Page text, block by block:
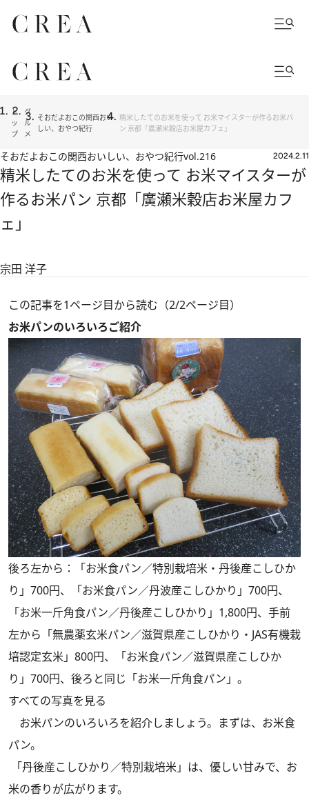
ト
ッ
プ
グ
ル
メ
そおだよおこの関西おい
しい、おやつ紀行
精米したてのお米を使って お米マイスターが作るお米パ
ン 京都「廣瀬米穀店お米屋カフェ」
そおだよおこの関西おいしい、おやつ紀行vol.216 2024.2.11
精米したてのお米を使って お米マイスターが
作るお米パン 京都「廣瀬米穀店お米屋カフ
ェ」
宗田 洋子
この記事を1ページ目から読む（2/2ページ目）
お米パンのいろいろご紹介
後ろ左から：「お米食パン／特別栽培米・丹後産こしひか
り」700円、「お米食パン／丹波産こしひかり」700円、
「お米一斤角食パン／丹後産こしひかり」1,800円、手前
左から「無農薬玄米パン／滋賀県産こしひかり・JAS有機栽
培認定玄米」800円、「お米食パン／滋賀県産こしひか
り」700円、後ろと同じ「お米一斤角食パン」。
すべての写真を見る
お米パンのいろいろを紹介しましょう。まずは、お米食
パン。
「丹後産こしひかり／特別栽培米」は、優しい甘みで、お
米の香りが広がります。